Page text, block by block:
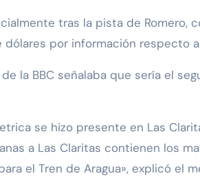
tras la pista de
dólares por información respecto
la BBC señalaba que sería el
se hizo presente en Las
a Las Claritas contienen los
el Tren de Aragua», explicó el